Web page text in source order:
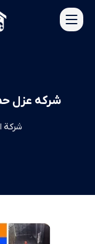
شركه عزل
شركة